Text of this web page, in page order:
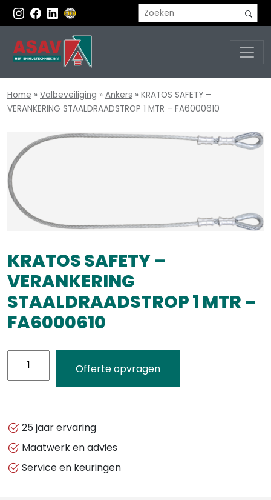
Home » Valbeveiliging » Ankers » KRATOS SAFETY –
VERANKERING STAALDRAADSTROP 1 MTR – FA6000610
KRATOS SAFETY –
VERANKERING
STAALDRAADSTROP 1 MTR –
FA6000610
STAALDRAADSTROP
MTR
-
Offerte opvragen
25 jaar ervaring
Maatwerk en advies
Service en keuringen